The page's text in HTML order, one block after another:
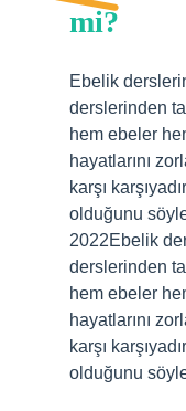
mi?
Ebelik
derslerinden
hem ebeler
hayatlarını
karşı
olduğunu
2022Ebelik
derslerinden
hem ebeler
hayatlarını
karşı
olduğunu